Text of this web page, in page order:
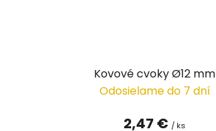
Kovové cvoky Ø12 mm
Odosielame do 7 dní
2,47 € / ks